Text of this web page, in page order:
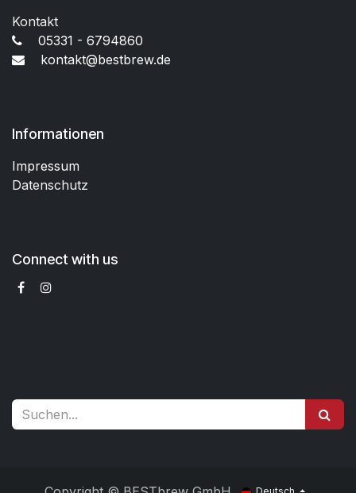
Kontakt
05331 - 6794860
kontakt@bestbrew.de
Informationen
Impressum
Datenschutz
Connect with us